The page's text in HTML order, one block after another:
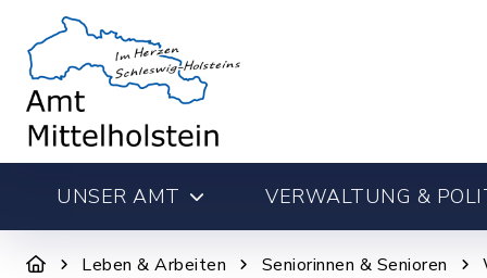
UNSER AMT VERWALTUNG &
Leben & Arbeiten Seniorinnen & Senioren